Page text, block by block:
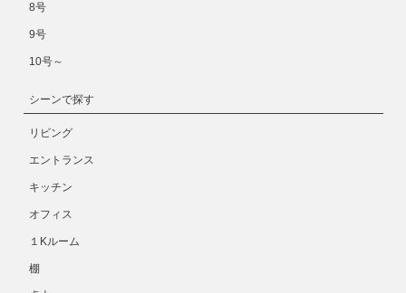
8号
9号
10号～
シーンで探す
リビング
エントランス
キッチン
オフィス
１Kルーム
棚